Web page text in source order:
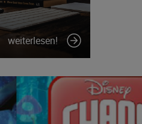
weiterlesen!